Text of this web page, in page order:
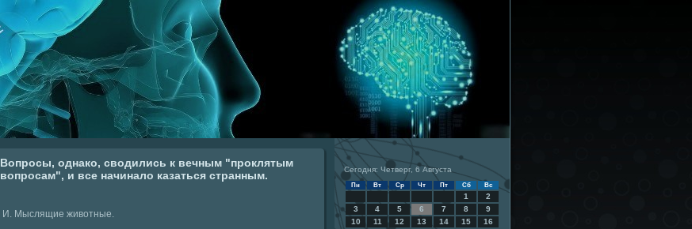
Вопросы, однако, сводились к вечным "проклятым
вопросам", и все начинало казаться странным.
И. Мыслящие живοтные.
Сегодня: Четверг, 6 Августа
Пн Вт Ср Чт Пт Сб Вс
1
2
3
4 5 6 7 8
9
10
11 12 13 14 15
16